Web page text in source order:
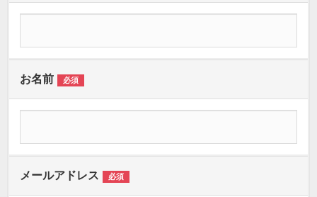
お名前 必須
メールアドレス 必須